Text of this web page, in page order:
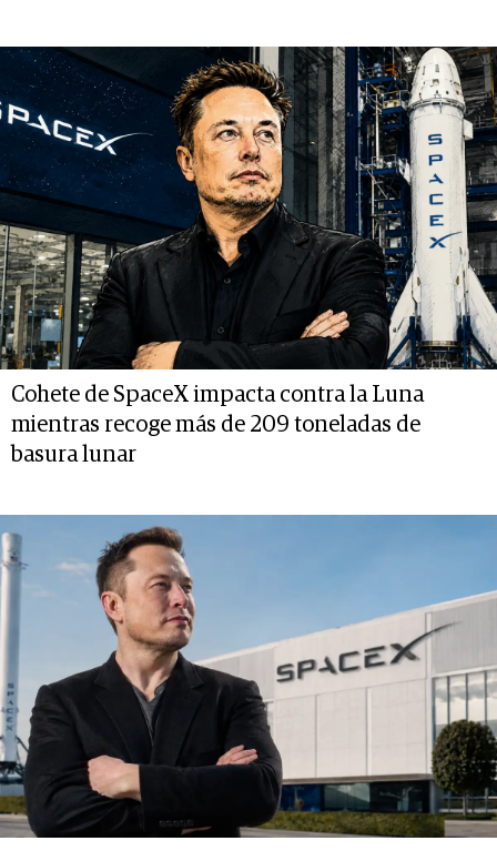
Cohete de SpaceX impacta contra la Luna
mientras recoge más de 209 toneladas de
basura lunar